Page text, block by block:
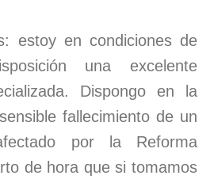
estoy en condiciones de
una excelente
Dispongo en la
fallecimiento de un
por la Reforma
de hora que si tomamos